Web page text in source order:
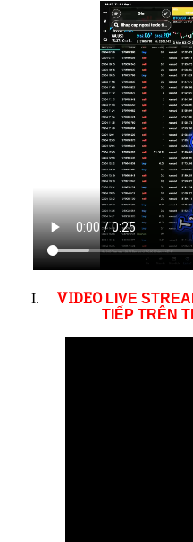
VIDEOLIVE
TIẾP TRÊN